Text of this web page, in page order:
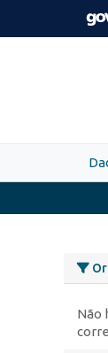
Skip to main
Não